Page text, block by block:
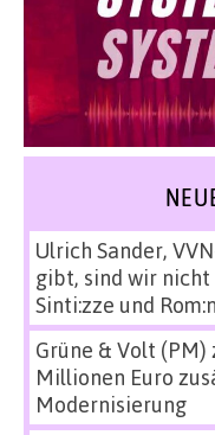
Ulrich Sander,
gibt, sind wir nicht
Sinti:zze und
Grüne & Volt (PM)
Millionen Euro
Modernisierung